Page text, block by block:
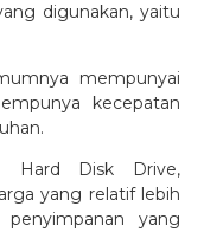
digunakan, yaitu
mempunyai
kecepatan
Hard Disk Drive,
yang relatif lebih
penyimpanan yang